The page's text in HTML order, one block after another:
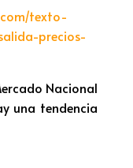
texto-
precios-
Nacional
una tendencia